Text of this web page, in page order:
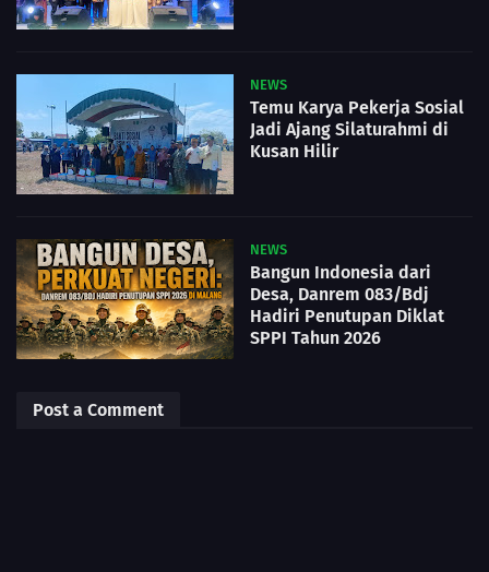
NEWS
Temu Karya Pekerja Sosial
Jadi Ajang Silaturahmi di
Kusan Hilir
NEWS
Bangun Indonesia dari
Desa, Danrem 083/Bdj
Hadiri Penutupan Diklat
SPPI Tahun 2026
Post a Comment